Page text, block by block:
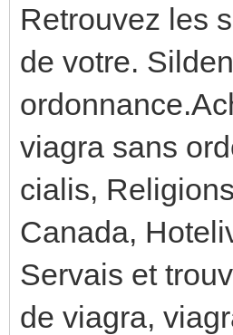
Retrouvez les
de votre.
viagra sans
cialis,
Canada,
Servais et
de viagra,